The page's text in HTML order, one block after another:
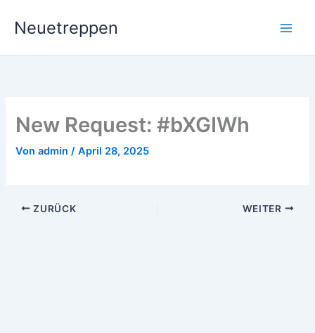
InhaltNeuetreppen
New Request: #bXGIWh
Vonadmin/April 28, 2025
ZURÜCK WEITER